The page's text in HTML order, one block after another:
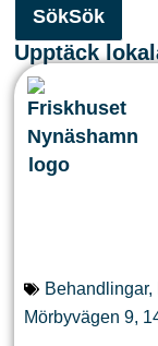
SökSök
Upptäck
Behandlingar,
Mörbyvägen 9,